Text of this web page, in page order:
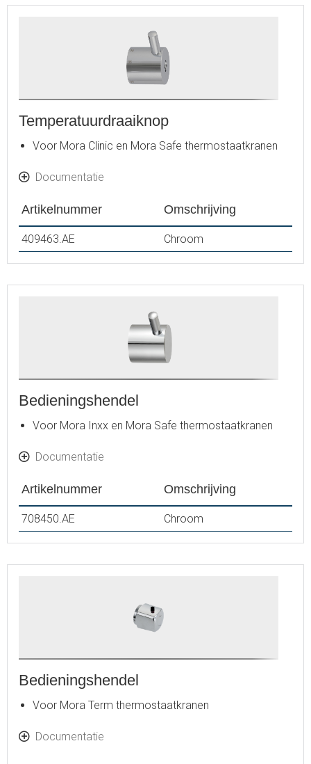
Temperatuurdraaiknop
Voor Mora Clinic en Mora Safe thermostaatkranen
Documentatie
Artikelnummer Omschrijving
409463.AE Chroom
Bedieningshendel
Voor Mora Inxx en Mora Safe thermostaatkranen
Documentatie
Artikelnummer Omschrijving
708450.AE Chroom
Bedieningshendel
Voor Mora Term thermostaatkranen
Documentatie